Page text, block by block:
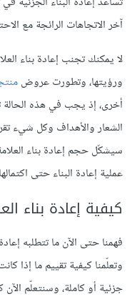
آخر الاتجاهات الرائجة مع
لا يمكنك تجنب إعادة بناء
ورؤيتها، وتطورت عروض
أخرى، إذ يجب في هذه الحالة
الشعار والأهداف وكل شيء
سيشكّل حجم إعادة بناء
عملية إعادة البناء حتى
كيفية إعادة بناء
فهمنا حتى الآن ما تتطلبه
وتعلّمنا كيفية تقييم ما إذا
جزئية أو كاملة، وسنتعلّم